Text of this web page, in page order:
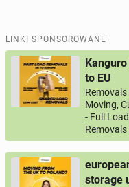
LINKI SPONSOROWANE
to EU
Moving,
- Full
storage